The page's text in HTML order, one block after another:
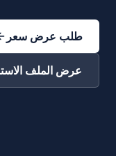
طلب عرض سعر
عرض الملف